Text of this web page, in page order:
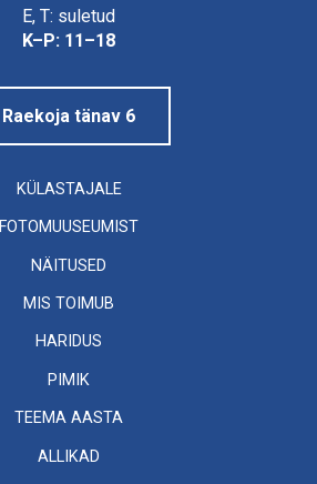
E, T: suletud
K–P: 11–18
Raekoja tänav 6
KÜLASTAJALE
FOTOMUUSEUMIST
NÄITUSED
MIS TOIMUB
HARIDUS
PIMIK
TEEMA AASTA
ALLIKAD